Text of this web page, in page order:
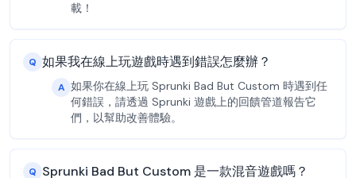
載！
Q 如果我在線上玩遊戲時遇到錯誤怎麼辦？
A 如果你在線上玩 Sprunki Bad But Custom 時遇到任
何錯誤，請透過 Sprunki 遊戲上的回饋管道報告它
們，以幫助改善體驗。
Q Sprunki Bad But Custom 是一款混音遊戲嗎？